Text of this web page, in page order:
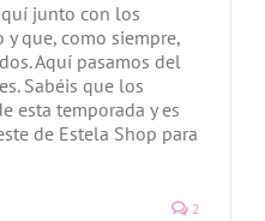
junto con los
que, como siempre,
Aquí pasamos del
Sabéis que los
esta temporada y es
de Estela Shop para
2